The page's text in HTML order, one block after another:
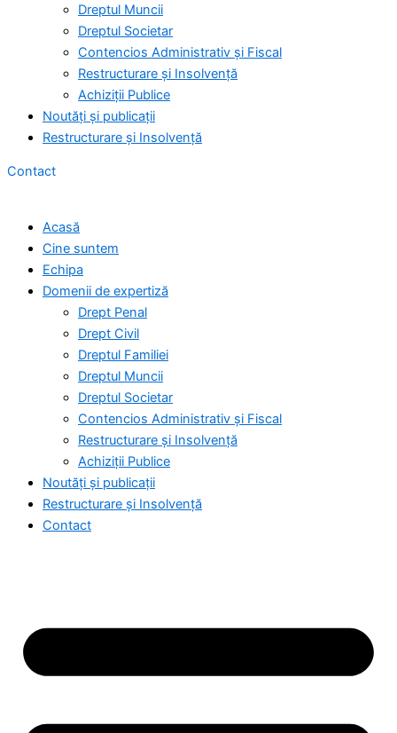
Dreptul Muncii
Dreptul Societar
Contencios Administrativ și Fiscal
Restructurare și Insolvență
Achiziții Publice
Noutăți și publicații
Restructurare și Insolvență
Contact
Acasă
Cine suntem
Echipa
Domenii de expertiză
Drept Penal
Drept Civil
Dreptul Familiei
Dreptul Muncii
Dreptul Societar
Contencios Administrativ și Fiscal
Restructurare și Insolvență
Achiziții Publice
Noutăți și publicații
Restructurare și Insolvență
Contact